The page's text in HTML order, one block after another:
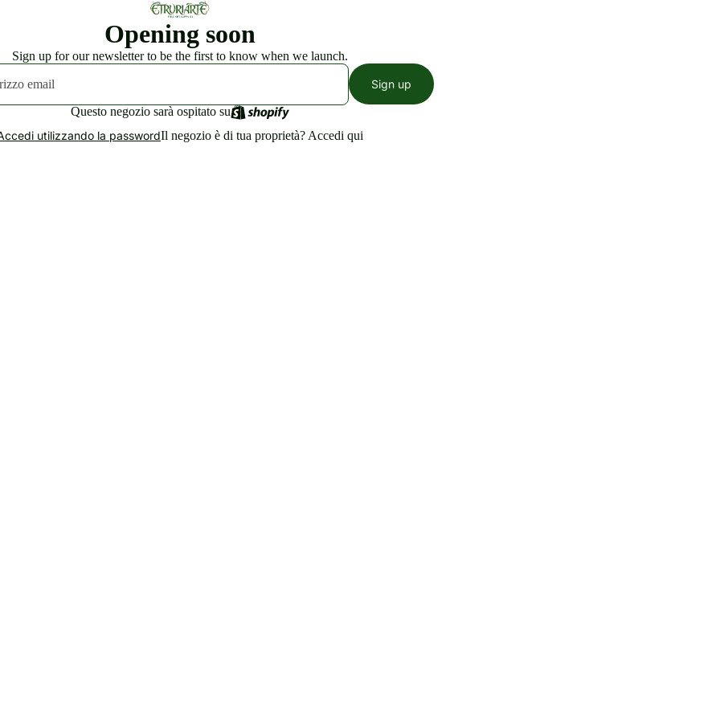
Opening soon
Sign up for our newsletter to be the first to know when we launch.
Sign up
Questo negozio sarà ospitato su
utilizzando la passwordIl negozio è di tua proprietà? Accedi qui